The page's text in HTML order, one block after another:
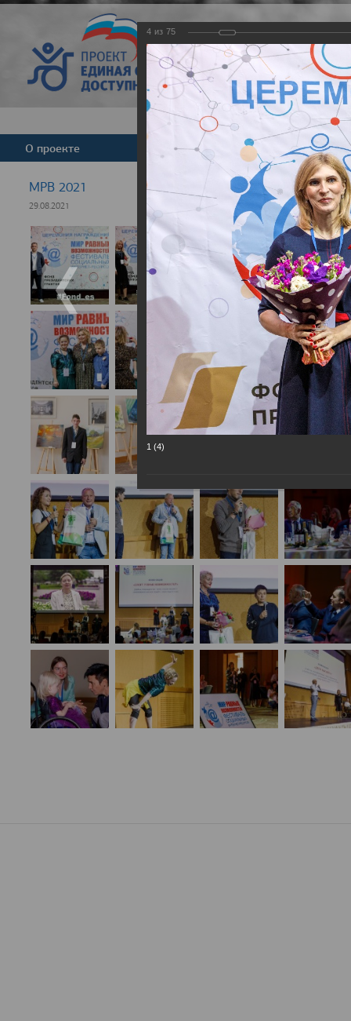
Версия для
О проекте Команда Новости
МРВ 2021
29.08.2021
4 из 75
1 (4)